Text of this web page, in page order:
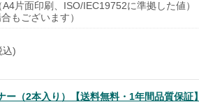
片面印刷、ISO/IEC19752に準拠した値）
もございます）
込)
（2本入り）【送料無料・1年間品質保証】